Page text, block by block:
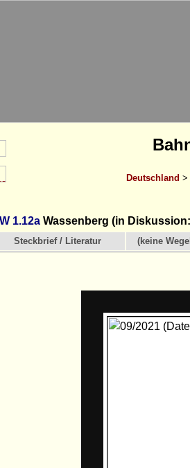
Deutschland >
1.12a Wassenberg (in
Steckbrief / Literatur (keine